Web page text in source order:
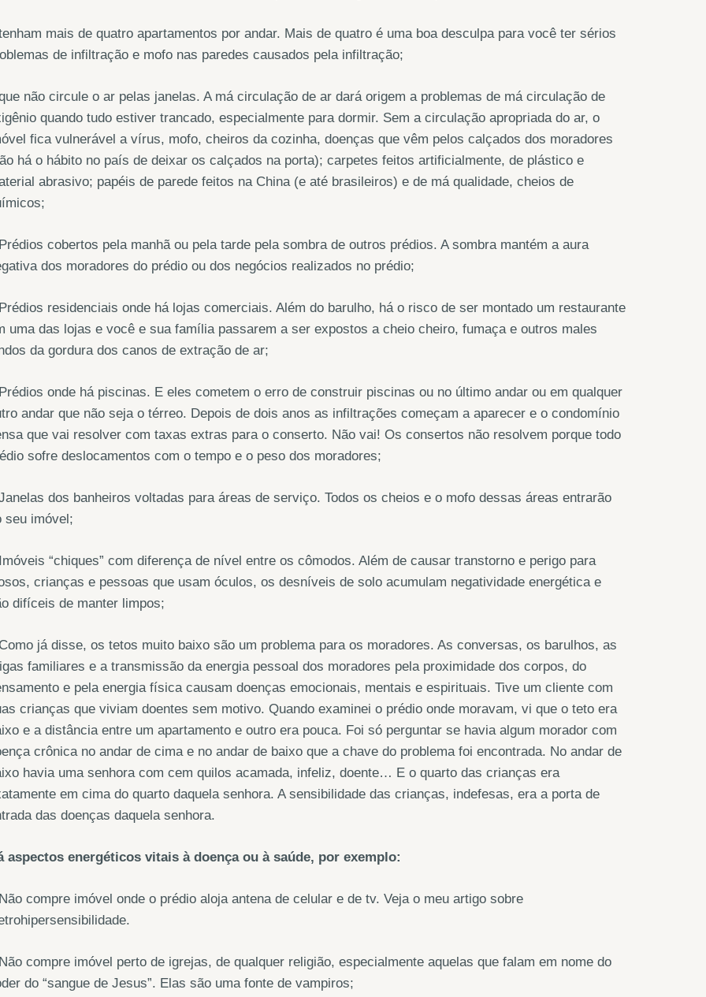
mais de quatro apartamentos por andar. Mais de quatro é uma boa desculpa para você ter sérios
de infiltração e mofo nas paredes causados pela infiltração;
não circule o ar pelas janelas. A má circulação de ar dará origem a problemas de má circulação de
quando tudo estiver trancado, especialmente para dormir. Sem a circulação apropriada do ar, o
fica vulnerável a vírus, mofo, cheiros da cozinha, doenças que vêm pelos calçados dos moradores
há o hábito no país de deixar os calçados na porta); carpetes feitos artificialmente, de plástico e
abrasivo; papéis de parede feitos na China (e até brasileiros) e de má qualidade, cheios de
cobertos pela manhã ou pela tarde pela sombra de outros prédios. A sombra mantém a aura
dos moradores do prédio ou dos negócios realizados no prédio;
residenciais onde há lojas comerciais. Além do barulho, há o risco de ser montado um restaurante
uma das lojas e você e sua família passarem a ser expostos a cheio cheiro, fumaça e outros males
da gordura dos canos de extração de ar;
onde há piscinas. E eles cometem o erro de construir piscinas ou no último andar ou em qualquer
andar que não seja o térreo. Depois de dois anos as infiltrações começam a aparecer e o condomínio
que vai resolver com taxas extras para o conserto. Não vai! Os consertos não resolvem porque todo
sofre deslocamentos com o tempo e o peso dos moradores;
dos banheiros voltadas para áreas de serviço. Todos os cheios e o mofo dessas áreas entrarão
seu imóvel;
“chiques” com diferença de nível entre os cômodos. Além de causar transtorno e perigo para
crianças e pessoas que usam óculos, os desníveis de solo acumulam negatividade energética e
difíceis de manter limpos;
já disse, os tetos muito baixo são um problema para os moradores. As conversas, os barulhos, as
familiares e a transmissão da energia pessoal dos moradores pela proximidade dos corpos, do
e pela energia física causam doenças emocionais, mentais e espirituais. Tive um cliente com
crianças que viviam doentes sem motivo. Quando examinei o prédio onde moravam, vi que o teto era
e a distância entre um apartamento e outro era pouca. Foi só perguntar se havia algum morador com
crônica no andar de cima e no andar de baixo que a chave do problema foi encontrada. No andar de
havia uma senhora com cem quilos acamada, infeliz, doente… E o quarto das crianças era
em cima do quarto daquela senhora. A sensibilidade das crianças, indefesas, era a porta de
das doenças daquela senhora.
aspectos energéticos vitais à doença ou à saúde, por exemplo:
compre imóvel onde o prédio aloja antena de celular e de tv. Veja o meu artigo sobre
compre imóvel perto de igrejas, de qualquer religião, especialmente aquelas que falam em nome do
do “sangue de Jesus”. Elas são uma fonte de vampiros;